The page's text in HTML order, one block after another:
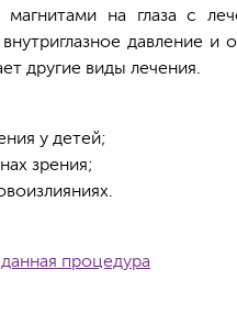
магнитами на глаза с
давление и
другие виды лечения.
у детей;
зрения;
процедура